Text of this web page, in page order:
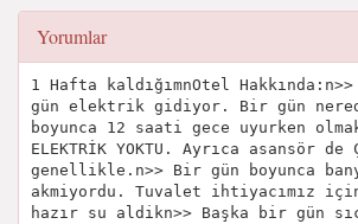
Yorumlar
1 Hafta kaldığımnOtel
gün elektrik gidiyor. Bir gün
boyunca 12 saati gece uyurken
ELEKTRİK YOKTU. Ayrıca asansör de
genellikle.n>> Bir gün boyunca
akmiyordu. Tuvalet ihtiyacımız
hazır su aldikn>> Başka bir gün